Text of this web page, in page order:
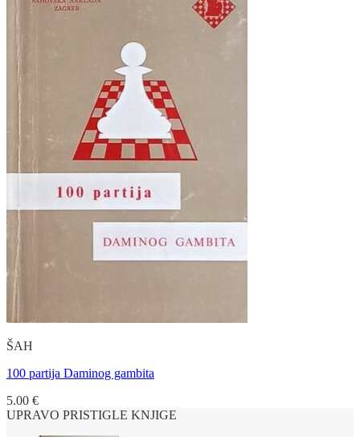
ŠAH
100 partija Daminog gambita
5.00 €
UPRAVO PRISTIGLE KNJIGE